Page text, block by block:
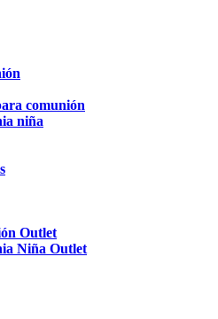
comunión
niña
Outlet
Niña Outlet